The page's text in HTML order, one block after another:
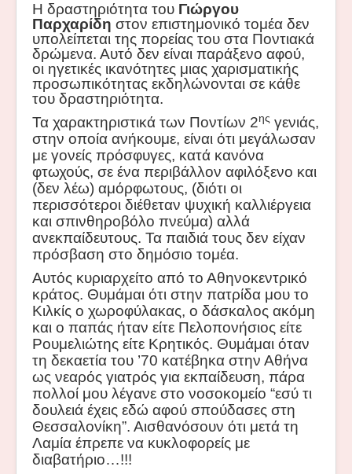
Η δραστηριότητα του Γιώργου
Παρχαρίδη στον επιστημονικό τομέα δεν
υπολείπεται της πορείας του στα Ποντιακά
δρώμενα. Αυτό δεν είναι παράξενο αφού,
οι ηγετικές ικανότητες μιας χαρισματικής
προσωπικότητας εκδηλώνονται σε κάθε
του δραστηριότητα.
Τα χαρακτηριστικά των Ποντίων 2ης γενιάς,
στην οποία ανήκουμε, είναι ότι μεγάλωσαν
με γονείς πρόσφυγες, κατά κανόνα
φτωχούς, σε ένα περιβάλλον αφιλόξενο και
(δεν λέω) αμόρφωτους, (διότι οι
περισσότεροι διέθεταν ψυχική καλλιέργεια
και σπινθηροβόλο πνεύμα) αλλά
ανεκπαίδευτους. Τα παιδιά τους δεν είχαν
πρόσβαση στο δημόσιο τομέα.
Αυτός κυριαρχείτο από το Αθηνοκεντρικό
κράτος. Θυμάμαι ότι στην πατρίδα μου το
Κιλκίς ο χωροφύλακας, ο δάσκαλος ακόμη
και ο παπάς ήταν είτε Πελοπονήσιος είτε
Ρουμελιώτης είτε Κρητικός. Θυμάμαι όταν
τη δεκαετία του ’70 κατέβηκα στην Αθήνα
ως νεαρός γιατρός για εκπαίδευση, πάρα
πολλοί μου λέγανε στο νοσοκομείο “εσύ τι
δουλειά έχεις εδώ αφού σπούδασες στη
Θεσσαλονίκη”. Αισθανόσουν ότι μετά τη
Λαμία έπρεπε να κυκλοφορείς με
διαβατήριο…!!!